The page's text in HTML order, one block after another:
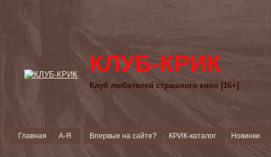
КЛУБ-КРИК
Клуб любителей страшного кино [16+]
Главная А-Я Впервые на сайте? КРИК-каталог Новинки